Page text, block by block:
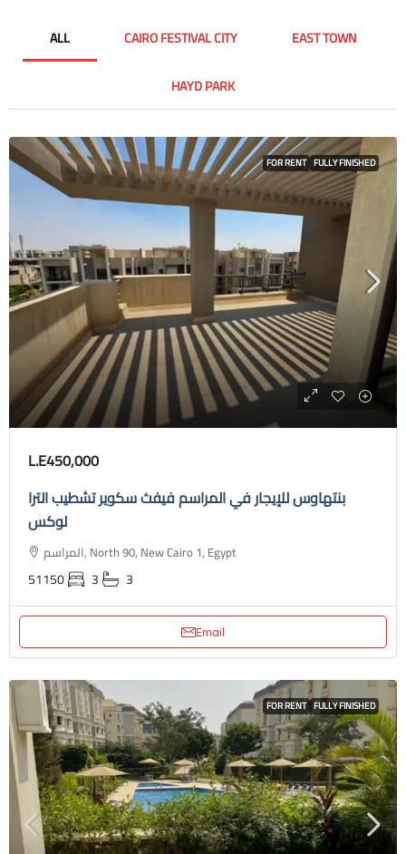
ALL CAIRO FESTIVAL CITY EAST TOWN
HAYD PARK
FOR RENT FULLY FINISHED
L.E450,000
بنتهاوس للإيجار في المراسم فيفث سكوير تشطيب الترا
لوكس
المراسم, North 90, New Cairo 1, Egypt
51150 3 3
Email
FOR RENT FULLY FINISHED